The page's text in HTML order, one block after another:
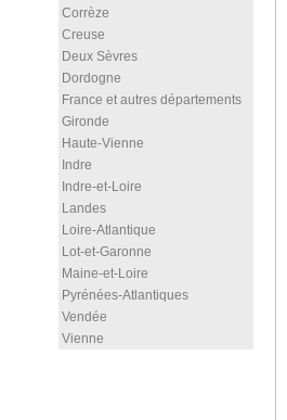
Corrèze
Creuse
Deux Sèvres
Dordogne
France et autres départements
Gironde
Haute-Vienne
Indre
Indre-et-Loire
Landes
Loire-Atlantique
Lot-et-Garonne
Maine-et-Loire
Pyrénées-Atlantiques
Vendée
Vienne